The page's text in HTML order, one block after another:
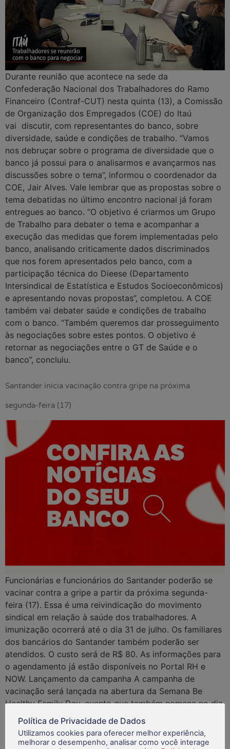
Durante reunião que acontece na sede da
Confederação Nacional dos Trabalhadores do Ramo
Financeiro (Contraf-CUT) nesta quinta (13), a Comissão
de Organização dos Empregados (COE) do Itaú
vai discutir, com representantes do banco, sobre
diversidade, saúde e condições de trabalho. “Vamos
nos debruçar sobre o programa de diversidade que o
banco já possui para o analisarmos e avançarmos nas
discussões sobre o tema”, informou o coordenador da
COE, Jair Alves. Vale lembrar que as propostas sobre o
tema debatidas no último encontro nacional já foram
entregues ao banco. “O objetivo é criarmos um Grupo
de Trabalho para debater o tema e acompanhar a
execução das medidas que forem implementadas pelo
banco, analisando criticamente dados discriminados
que nos forem apresentados pelo banco, com a
participação técnica do Dieese (Departamento
Intersindical de Estatística e Estudos Socioeconômicos)
e apresentando novas propostas”, completou. A COE
também vai debater saúde e condições de trabalho
com o banco. “Também queremos dar prosseguimento
às negociações sobre estes pontos. O objetivo é
retornar as negociações entre o GT de Saúde e o
banco”, concluiu.
Santander inicia vacinação contra gripe na próxima
segunda-feira (17)
Funcionárias e funcionários do Santander poderão se
vacinar contra a gripe a partir da próxima segunda-
feira (17). Essa é uma reivindicação do movimento
sindical em relação à saúde dos trabalhadores. A
imunização ocorrerá até o dia 31 de julho. Os familiares
dos bancários do Santander também poderão ser
atendidos. O custo será de R$ 80. As informações para
o agendamento já estão disponíveis no Portal RH e
NOW. Lançamento da campanha A campanha de
vacinação será lançada na abertura da Semana Be
Healthy Family Day, evento que também começa no dia
17, com uma ação das 10h às 16h no espelho d´água da
Torre Santander, na capital paulista.No mesmo dia
serão realizados aulões em parceria com a Gympass
Política de Privacidade de Dados
Utilizamos cookies para oferecer melhor experiência,
melhorar o desempenho, analisar como você interage